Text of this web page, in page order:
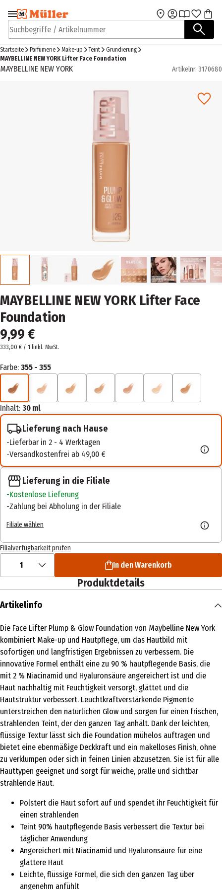
Zur Navigation
springen
Zum Hauptinhalt
Suchbegriffe / Artikelnummer
Startseite Parfümerie Make-up Teint
Grundierung
MAYBELLINE NEW YORK Lifter Face Foundation
MAYBELLINE NEW YORK Artikelnr. 3170680
MAYBELLINE NEW YORK Lifter Face
Foundation
9,99 €
333,00 € / 1 linkl. MwSt.
Farbe: 355 - 355
Inhalt: 30 ml
Lieferung nach Hause
Lieferbar in 2 - 4 Werktagen
Versandkostenfrei ab 49,00 €
Lieferung in die Filiale
Kostenlose Lieferung
Zahlung bei Abholung in der Filiale
Filiale wählen
Filialverfügbarkeit prüfen
1 In den Warenkorb
Produktdetails
Artikelinfo
Die Face Lifter Plump & Glow Foundation von Maybelline New York
kombiniert Make-up und Hautpflege, um das Hautbild mit
sofortigen und langfristigen Ergebnissen zu verbessern. Die
innovative Formel enthält eine zu 90 % hautpflegende Basis, die
mit 2 % Niacinamid und Hyaluronsäure angereichert ist und die
Haut nachhaltig mit Feuchtigkeit versorgt, glättet und die
Hautstruktur verbessert. Leuchtkraftverstärkende Pigmente
unterstreichen den natürlichen Glow und sorgen für einen frischen,
strahlenden Teint, der den ganzen Tag anhält. Dank der leichten,
flüssige Textur lässt sich die Foundation mühelos auftragen und
bietet eine ebenmäßige Deckkraft und ein makelloses Finish, ohne
zu verklumpen oder sich in feinen Linien abzusetzen. Sie ist für alle
Hauttypen geeignet und sorgt für weiche, pralle und sichtbar
strahlende Haut.
Polstert die Haut sofort auf und spendet ihr Feuchtigkeit für
einen strahlenden
Teint 90% hautpflegende Basis verbessert die Textur bei
täglicher Anwendung
Angereichert mit Niacinamid und Hyaluronsäure für eine
glattere Haut
Leichte, flüssige Formel, die sich den ganzen Tag über
angenehm anfühlt